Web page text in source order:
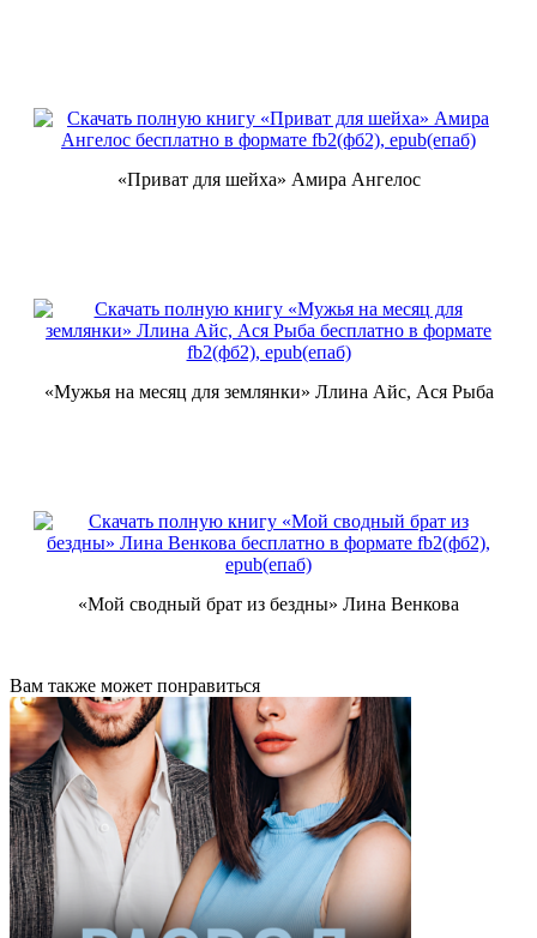
«Приват для шейха» Амира Ангелос
«Мужья на месяц для землянки» Ллина Айс, Ася Рыба
«Мой сводный брат из бездны» Лина Венкова
Вам также может понравиться